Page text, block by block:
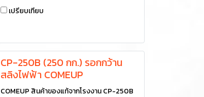
เปรียบเทียบ
CP-250B (250 กก.) รอกกว้าน
สลิงไฟฟ้า COMEUP
COMEUP สินค้าของแท้จากโรงงาน CP-250B